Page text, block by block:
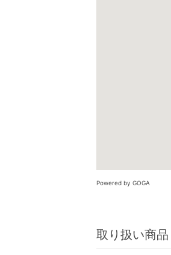
Powered by GOGA
取り扱い商品